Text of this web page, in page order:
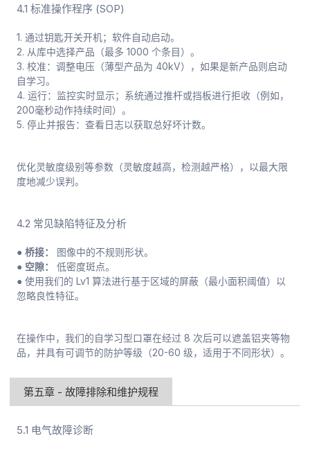
4.1 标准操作程序 (SOP)
1. 通过钥匙开关开机；软件自动启动。
2. 从库中选择产品（最多 1000 个条目）。
3. 校准：调整电压（薄型产品为 40kV），如果是新产品则启动
自学习。
4. 运行：监控实时显示；系统通过推杆或挡板进行拒收（例如，
200毫秒动作持续时间）。
5. 停止并报告：查看日志以获取总好坏计数。
优化灵敏度级别等参数（灵敏度越高，检测越严格），以最大限
度地减少误判。
4.2 常见缺陷特征及分析
● 桥接： 图像中的不规则形状。
● 空隙：
低密度斑点。
● 使用我们的 Lv1 算法进行基于区域的屏蔽（最小面积阈值）以
忽略良性特征。
在操作中，我们的自学习型口罩在经过 8 次后可以遮盖铝夹等物
品，并具有可调节的防护等级（20-60 级，适用于不同形状）。
第五章 - 故障排除和维护规程
5.1 电气故障诊断